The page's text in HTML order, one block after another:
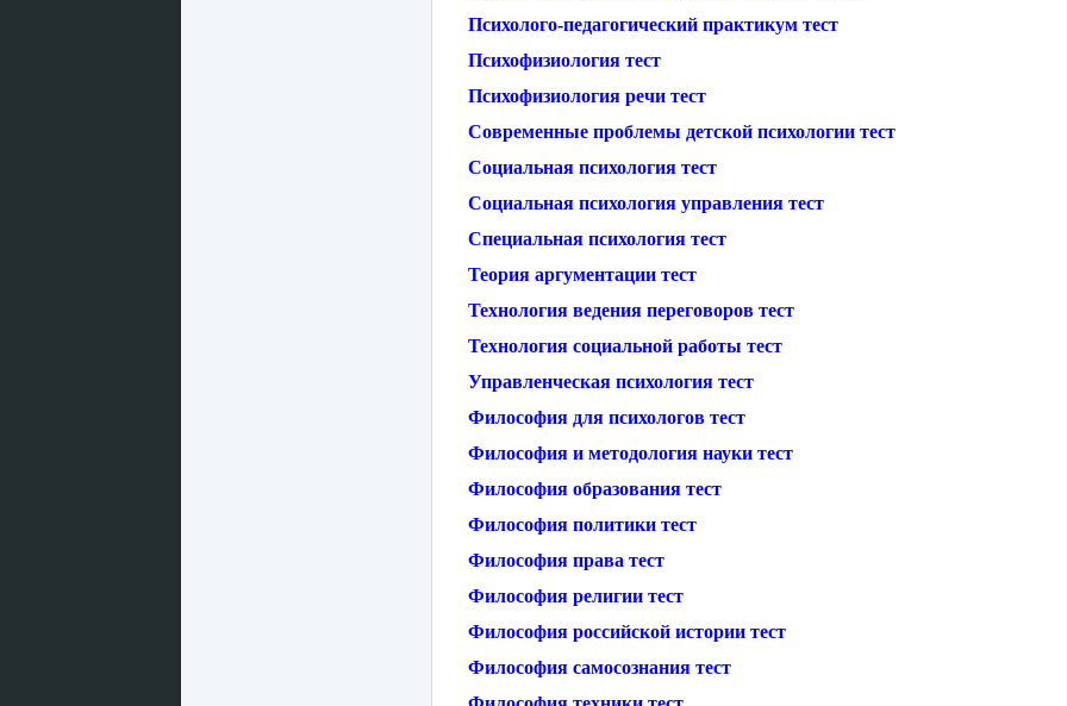
Психолого-педагогический практикум тест
Психофизиология тест
Психофизиология речи тест
Современные проблемы детской психологии тест
Социальная психология тест
Социальная психология управления тест
Специальная психология тест
Теория аргументации тест
Технология ведения переговоров тест
Технология социальной работы тест
Управленческая психология тест
Философия для психологов тест
Философия и методология науки тест
Философия образования тест
Философия политики тест
Философия права тест
Философия религии тест
Философия российской истории тест
Философия самосознания тест